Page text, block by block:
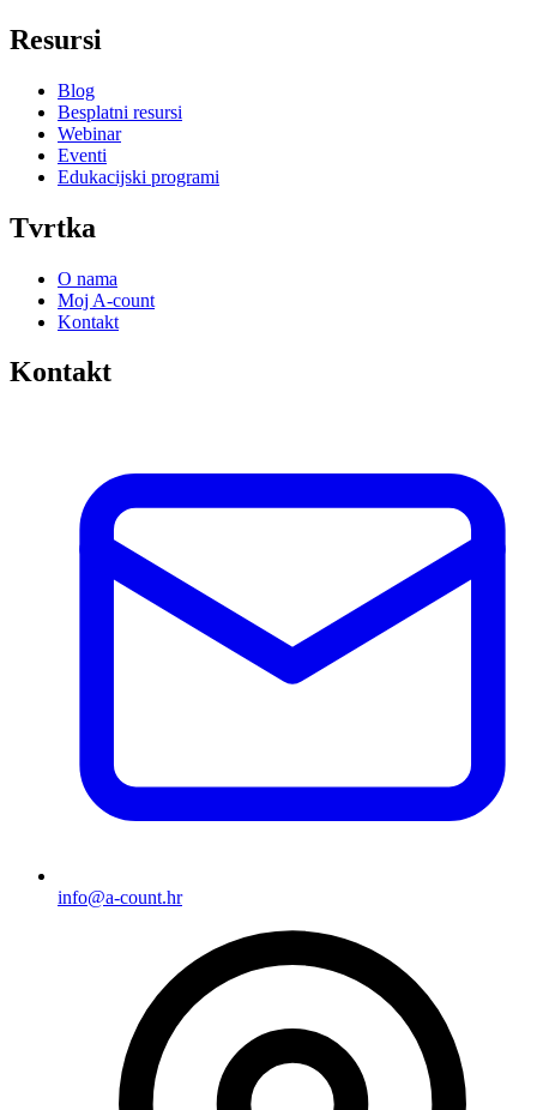
Resursi
Blog
Besplatni resursi
Webinar
Eventi
Edukacijski programi
Tvrtka
O nama
Moj A-count
Kontakt
Kontakt
info@a-count.hr